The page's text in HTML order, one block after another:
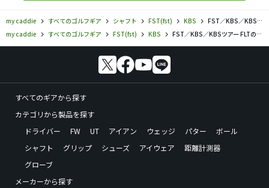
my caddie すべてのゴルフギア シャフト FST(fst) KBS
FST／KBS／KBSツアー FLTの口コミ評価
my caddie
すべてのゴルフギア FST(fst) KBS FST／KBS／KBSツアー FLTの口コミ評価
すべてのギアから探す
カテゴリから製品を探す
ドライバー
FW UT アイアン ウェッジ パター
ボール
シャフト
グリップ シューズ アイウェア
距離計測器
グローブ
メーカーから探す